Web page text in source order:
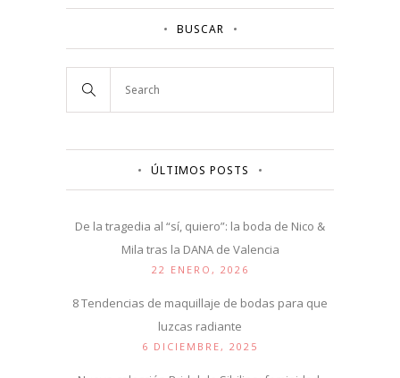
BUSCAR
ÚLTIMOS POSTS
De la tragedia al “sí, quiero”: la boda de Nico &
Mila tras la DANA de Valencia
22 ENERO, 2026
8 Tendencias de maquillaje de bodas para que
luzcas radiante
6 DICIEMBRE, 2025